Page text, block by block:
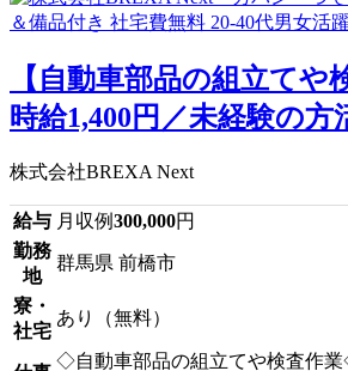
【自動車部品の組立てや
時給1,400円／未経験の方
株式会社BREXA Next
給与 月収例300,000円
勤務
地
群馬県 前橋市
寮・
社宅
あり（無料）
◇自動車部品の組立てや検査作